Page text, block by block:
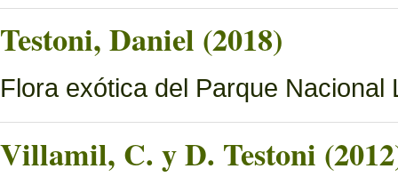
Testoni, Daniel (2018)
Flora exótica del Parque Nacional
Villamil, C. y D. Testoni